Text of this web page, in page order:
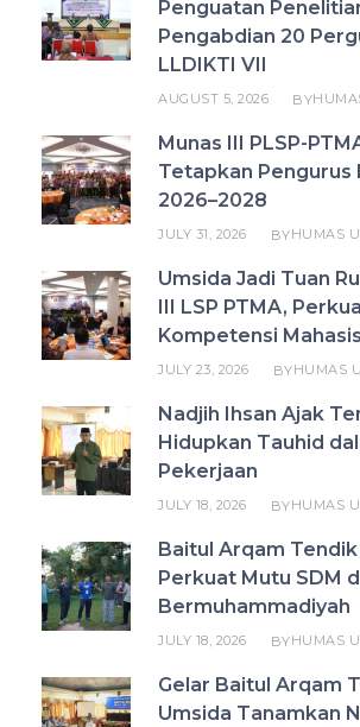
Penguatan
Pengabdian 20
LLDIKTI VII
AUGUST 5, 2026 BY
Munas III PLSP-
Tetapkan Pengurus
2026–2028
JULY 31, 2026 BYHUMAS
Umsida Jadi Tuan
III LSP PTMA,
Kompetensi
JULY 23, 2026 BYHUMAS
Nadjih Ihsan Ajak
Hidupkan Tauhid
Pekerjaan
JULY 18, 2026 BYHUMAS
Baitul Arqam Tendik
Perkuat Mutu SDM
Bermuhammadiyah
JULY 18, 2026 BYHUMAS
Gelar Baitul Arqam
Umsida Tanamkan